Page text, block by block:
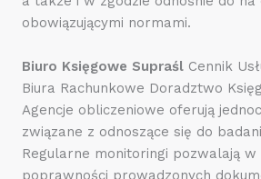
obowiązującymi normami.
Biuro Księgowe Supraśl Cennik
Biura Rachunkowe Doradztwo
Agencje obliczeniowe oferują
związane z odnoszące się do
Regularne monitoringi pozwalają w
poprawności prowadzonych